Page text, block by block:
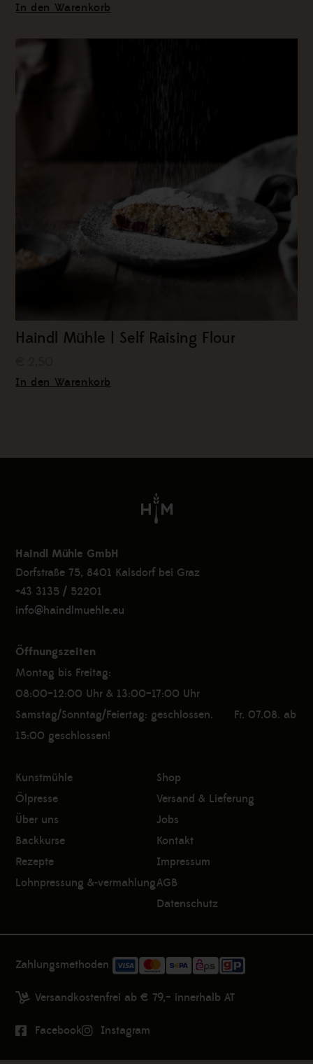
In den Warenkorb
Haindl Mühle | Self Raising Flour
In den Warenkorb
Haindl Mühle GmbH
Dorfstraße 75, 8401 Kalsdorf bei Graz
+43 3135 / 52201
info@haindlmuehle.eu
Öffnungszeiten
Montag bis Freitag:
08:00–12:00 Uhr & 13:00–17:00 Uhr
Samstag/Sonntag/Feiertag: geschlossen. Fr. 07.08. ab
15:00 geschlossen!
Kunstmühle
Ölpresse
Über uns
Backkurse
Rezepte
Lohnpressung &-vermahlung
Shop
Versand & Lieferung
Jobs
Kontakt
Impressum
AGB
Datenschutz
Zahlungsmethoden
Versandkostenfrei ab € 79,– innerhalb AT
Facebook Instagram